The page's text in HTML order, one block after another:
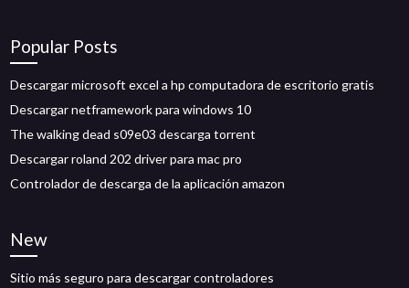
Popular Posts
Descargar microsoft excel a hp computadora de escritorio gratis
Descargar netframework para windows 10
The walking dead s09e03 descarga torrent
Descargar roland 202 driver para mac pro
Controlador de descarga de la aplicación amazon
New
Sitio más seguro para descargar controladores